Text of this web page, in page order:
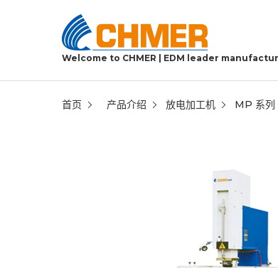
Welcome to CHMER | EDM leader
首页 产品介绍 放电加工机 MP 系列